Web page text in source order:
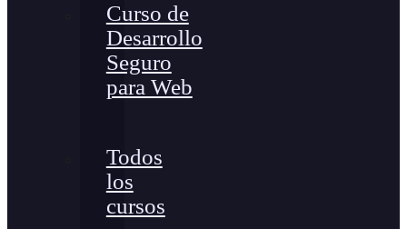
Curso de
Desarrollo
Seguro
para Web
Todos
los
cursos